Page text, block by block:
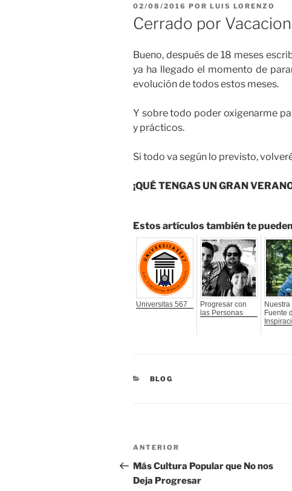
PUBLICADO
EL
02/08/2016 POR LUIS LORENZO
Cerrado por
Bueno, después de 18 meses
ya ha llegado el momento de
evolución de todos estos meses.
Y sobre todo poder oxigenarme
y prácticos.
Si todo va según lo previsto,
¡QUÉ TENGAS UN GRAN
Estos artículos también te
Universitas 567
Progresar con
las Personas
Fuente
CATEGORÍAS
BLOG
Navegación
de
entradas
Entrada
anterior:
ANTERIOR
Más Cultura Popular que No nos
Deja Progresar